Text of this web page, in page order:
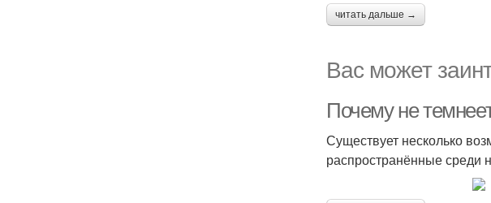
читать дальше →
Вас может
Почему не
Существует несколько
распространённые среди